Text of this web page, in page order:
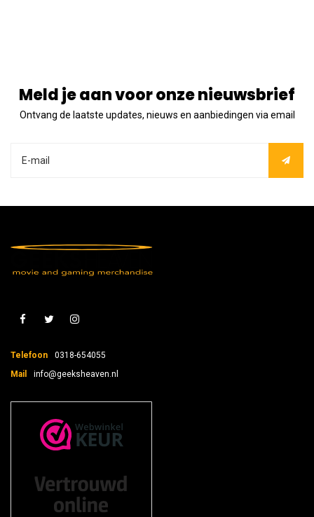
Meld je aan voor onze nieuwsbrief
Ontvang de laatste updates, nieuws en aanbiedingen via email
Telefoon
0318-654055
Mail
info@geeksheaven.nl